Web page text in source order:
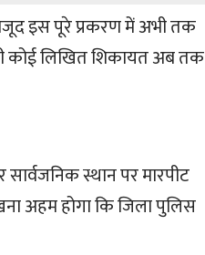
इस पूरे प्रकरण में अभी तक
कोई लिखित शिकायत अब तक
सार्वजनिक स्थान पर मारपीट
अहम होगा कि जिला पुलिस